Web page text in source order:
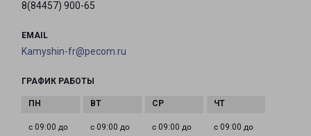
8(84457) 900-65
EMAIL
Kamyshin-fr@pecom.ru
ГРАФИК РАБОТЫ
с 09:00 до
с 09:00 до
с 09:00 до
с 09:00 до